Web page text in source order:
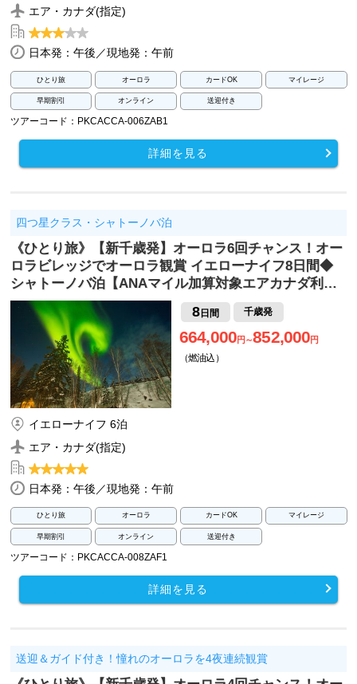
エア・カナダ(指定)
日本発：午後／現地発：午前
ひとり旅 オーロラ カードOK マイレージ
早期割引 オンライン 送迎付き
ツアーコード：PKCACCA-006ZAB1
詳細を見る
四つ星クラス・シャトーノバ泊
《ひとり旅》【新千歳発】オーロラ6回チャンス！オー
ロラビレッジでオーロラ観賞 イエローナイフ8日間◆
シャトーノバ泊【ANAマイル加算対象エアカナダ利…
8日間 千歳発
664,000円～852,000円
（燃油込）
イエローナイフ 6泊
エア・カナダ(指定)
日本発：午後／現地発：午前
ひとり旅 オーロラ カードOK マイレージ
早期割引 オンライン 送迎付き
ツアーコード：PKCACCA-008ZAF1
詳細を見る
送迎＆ガイド付き！憧れのオーロラを4夜連続観賞